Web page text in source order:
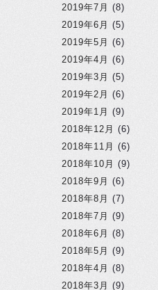
2019年7月 (8)
2019年6月 (5)
2019年5月 (6)
2019年4月 (6)
2019年3月 (5)
2019年2月 (6)
2019年1月 (9)
2018年12月 (6)
2018年11月 (6)
2018年10月 (9)
2018年9月 (6)
2018年8月 (7)
2018年7月 (9)
2018年6月 (8)
2018年5月 (9)
2018年4月 (8)
2018年3月 (9)